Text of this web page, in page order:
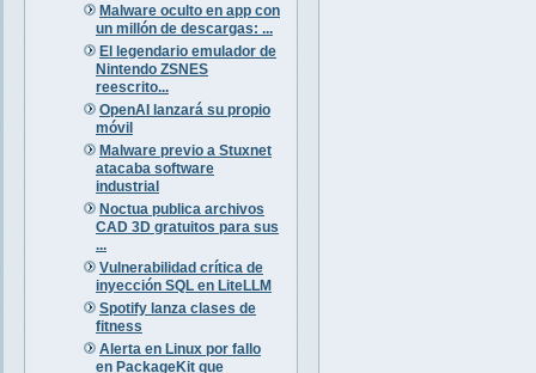
Malware oculto en app con
un millón de descargas: ...
El legendario emulador de
Nintendo ZSNES
reescrito...
OpenAI lanzará su propio
móvil
Malware previo a Stuxnet
atacaba software
industrial
Noctua publica archivos
CAD 3D gratuitos para sus
...
Vulnerabilidad crítica de
inyección SQL en LiteLLM
Spotify lanza clases de
fitness
Alerta en Linux por fallo
en PackageKit que